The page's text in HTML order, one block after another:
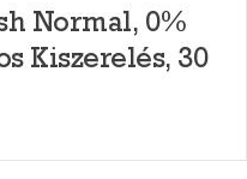
Normal, 0%
Kiszerelés, 30